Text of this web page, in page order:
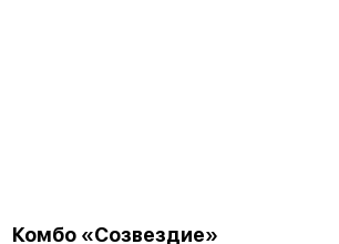
Комбо «Созвездие»